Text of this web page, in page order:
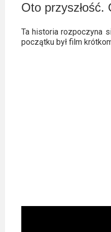
Apple
TV
+
2023
Oto przyszłość.
Ta historia rozpoczyna
początku był film